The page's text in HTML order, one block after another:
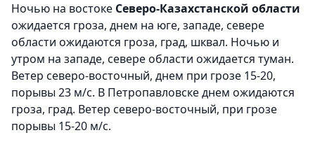
Ночью на востоке Северо-Казахстанской области
ожидается гроза, днем на юге, западе, севере
области ожидаются гроза, град, шквал. Ночью и
утром на западе, севере области ожидается туман.
Ветер северо-восточный, днем при грозе 15-20,
порывы 23 м/с. В Петропавловске днем ожидаются
гроза, град. Ветер северо-восточный, при грозе
порывы 15-20 м/с.